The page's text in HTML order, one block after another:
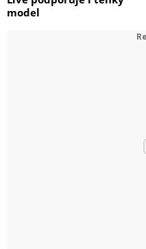
model